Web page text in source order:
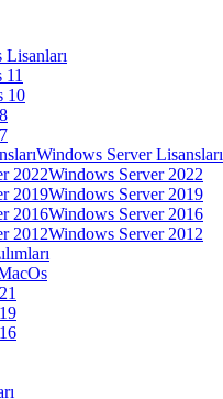
10
Windows Server Lisansları
Windows Server 2022
Windows Server 2019
Windows Server 2016
Windows Server 2012